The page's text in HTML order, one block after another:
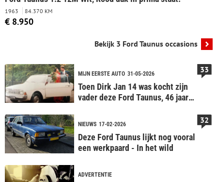
1963 84.370 KM
€ 8.950
Bekijk 3 Ford Taunus occasions
MIJN EERSTE AUTO 31-05-2026
Toen Dirk Jan 14 was kocht zijn
vader deze Ford Taunus, 46 jaar
33
NIEUWS 17-02-2026
Deze Ford Taunus lijkt nog vooral
een werkpaard - In het wild
32
ADVERTENTIE